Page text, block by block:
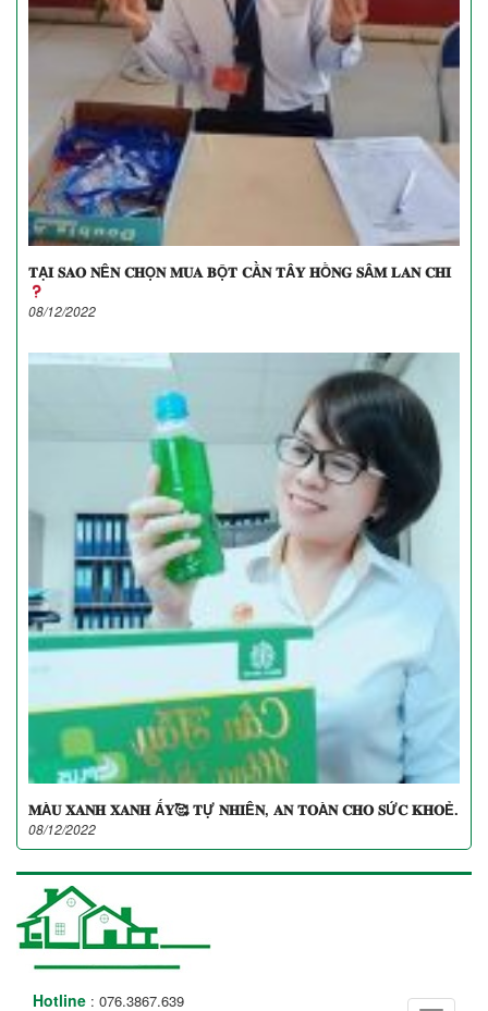
𝐓Ạ𝐈 𝐒𝐀𝐎 𝐍Ê𝐍 𝐂𝐇Ọ𝐍 𝐌𝐔𝐀 𝐁Ộ𝐓 𝐂Ầ𝐍 𝐓Â𝐘 𝐇Ồ𝐍𝐆 𝐒Â𝐌 𝐋𝐀𝐍 𝐂𝐇𝐈
08/12/2022
𝐌À𝐔 𝐗𝐀𝐍𝐇 𝐗𝐀𝐍𝐇 Ấ𝐘🥰 𝐓Ự 𝐍𝐇𝐈Ê𝐍, 𝐀𝐍 𝐓𝐎À𝐍 𝐂𝐇𝐎 𝐒Ứ𝐂 𝐊𝐇𝐎Ẻ.
08/12/2022
Hotline : 076.3867.639